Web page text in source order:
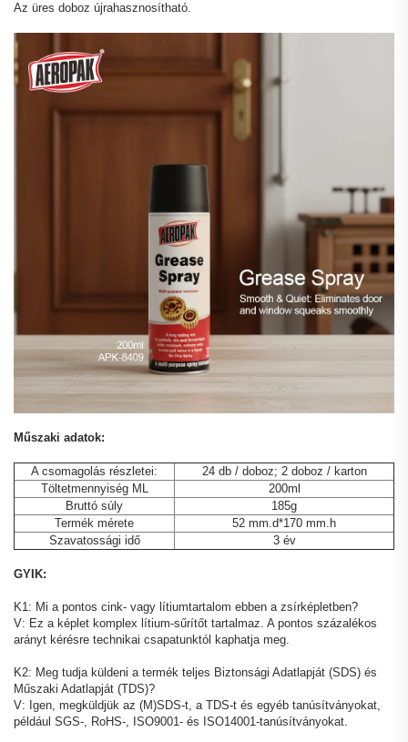
Az üres doboz újrahasznosítható.
Műszaki adatok:
A csomagolás részletei:
24 db / doboz; 2 doboz / karton
Töltetmennyiség ML
200ml
Bruttó súly
185g
Termék mérete
52 mm.d*170 mm.h
Szavatossági idő
3 év
GYIK:
K1: Mi a pontos cink- vagy lítiumtartalom ebben a zsírképletben?
V: Ez a képlet komplex lítium-sűrítőt tartalmaz. A pontos százalékos
arányt kérésre technikai csapatunktól kaphatja meg.
K2: Meg tudja küldeni a termék teljes Biztonsági Adatlapját (SDS) és
Műszaki Adatlapját (TDS)?
V: Igen, megküldjük az (M)SDS-t, a TDS-t és egyéb tanúsítványokat,
például SGS-, RoHS-, ISO9001- és ISO14001-tanúsítványokat.